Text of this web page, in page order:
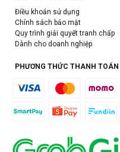
Điều khoản sử dụng
Chính sách bảo mật
Quy trình giải quyết tranh chấp
Dành cho doanh nghiệp
PHƯƠNG THỨC THANH TOÁN